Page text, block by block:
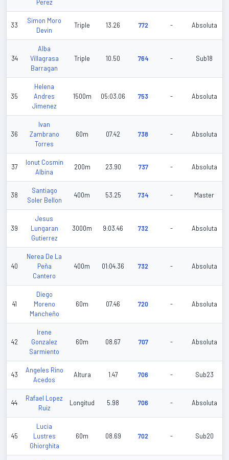
Perez
33
Simon Moro
Devin
Triple 13.26 772 - Absoluta
34
Alba
Villagrasa
Barragan
Triple 10.50 764 - Sub18
35
Helena
Andres
Jimenez
1500m 05:03.06 753 - Absoluta
36
Ivan
Zambrano
Torres
60m 07.42 738 - Absoluta
37
Ionut Cosmin
Albina
200m 23.90 737 - Absoluta
38
Santiago
Soler Bellon
400m 53.25 734 - Master
39
Jesus
Lungaran
Gutierrez
3000m 9:03.46 732 - Absoluta
40
Nerea De La
Peña
Cantero
400m 01:04.36 732 - Absoluta
41
Diego
Moreno
Mancheño
60m 07.46 720 - Absoluta
42
Irene
Gonzalez
Sarmiento
60m 08.67 707 - Absoluta
43
Angeles Rino
Acedos
Altura 1.47 706 - Sub23
44
Rafael Lopez
Ruiz
Longitud 5.98 706 - Absoluta
45
Lucia
Lustres
Ghiorghita
60m 08.69 702 - Sub20